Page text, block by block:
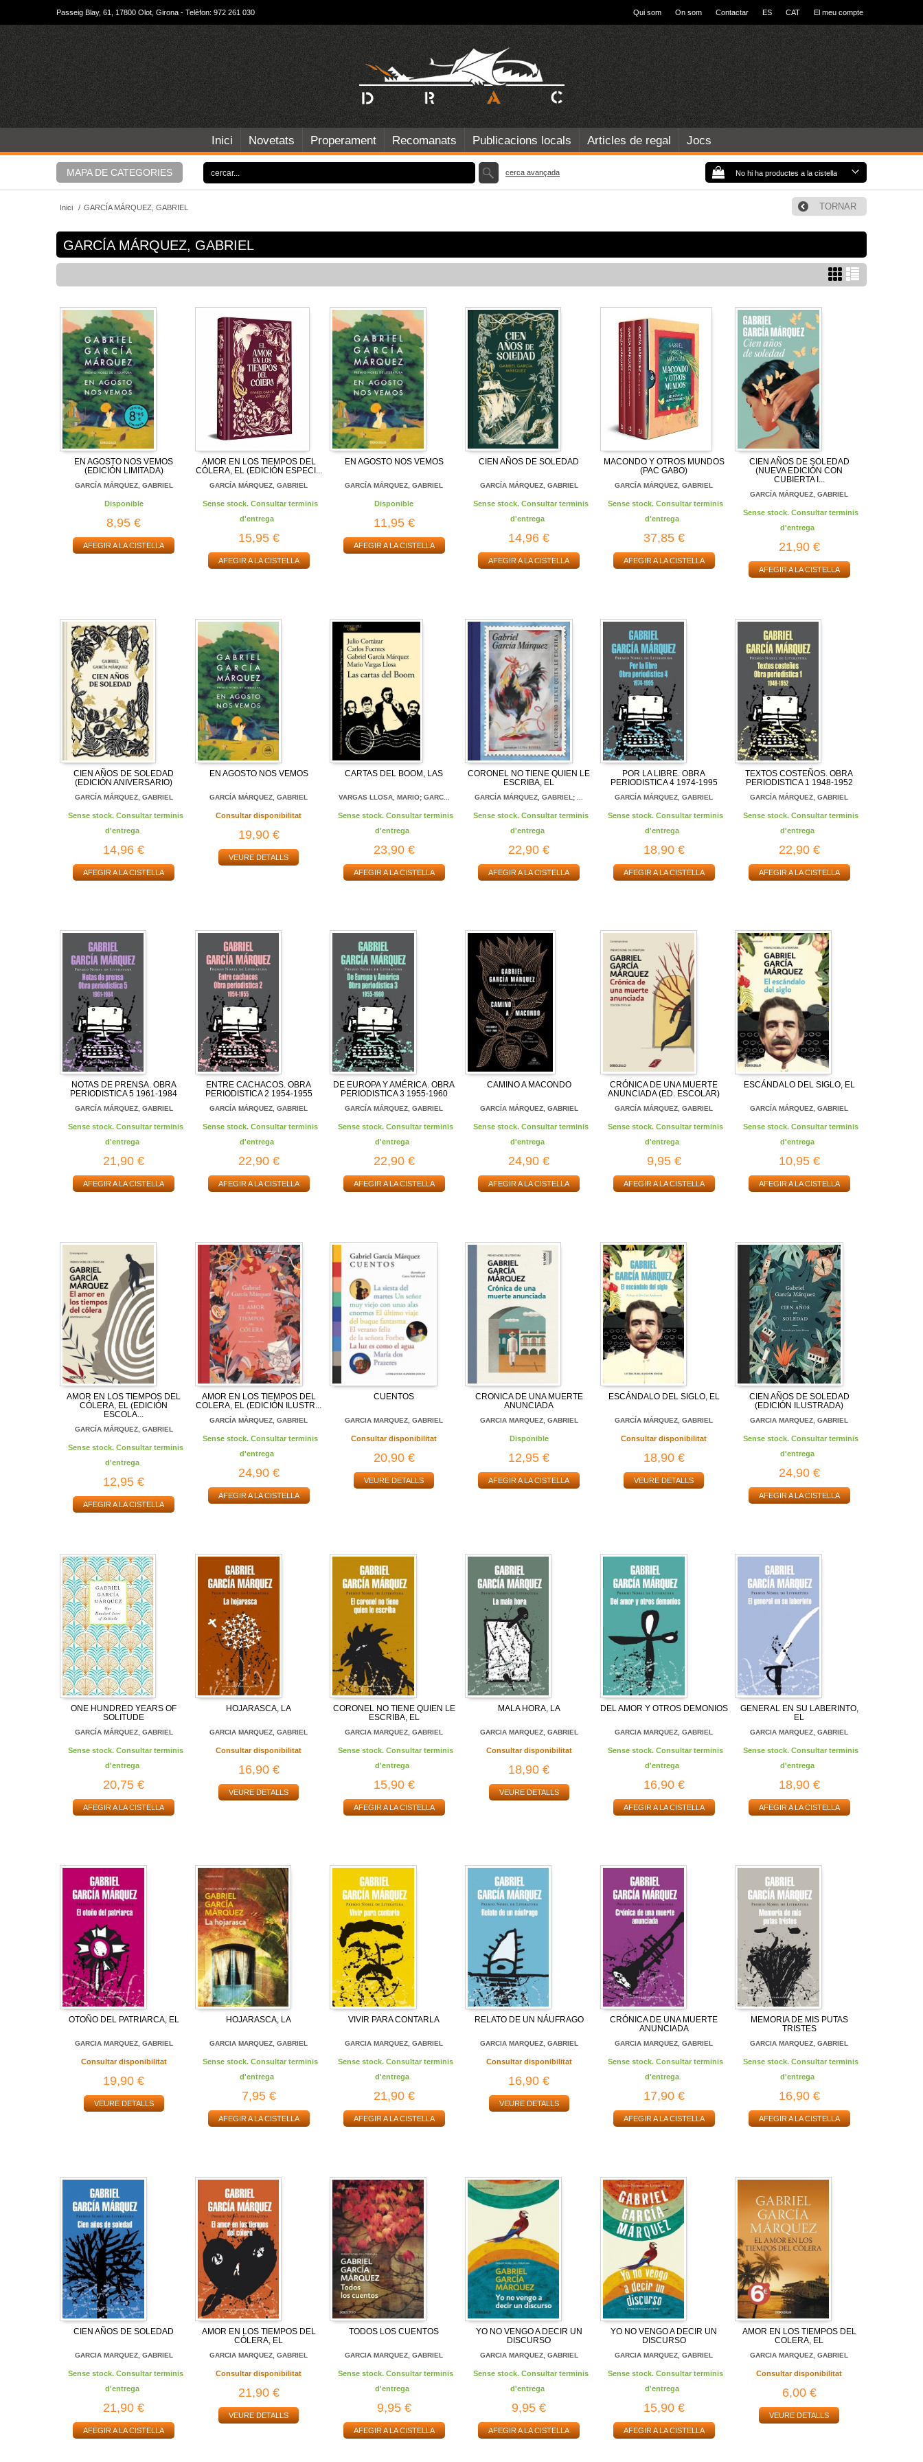
Passeig Blay, 61, 17800 Olot, Girona - Telèfon: 972 261 030 Qui som On som Contactar ES CAT El meu compte
Inici Novetats Properament Recomanats Publicacions locals Articles de regal Jocs
MAPA DE CATEGORIES No hi ha productes a la cistella
cerca avançada
Inici / GARCÍA MÁRQUEZ, GABRIEL TORNAR
GARCÍA MÁRQUEZ, GABRIEL
EN AGOSTO NOS VEMOS
(EDICIÓN LIMITADA)
GARCÍA MÁRQUEZ, GABRIEL
Disponible
8,95 €
AFEGIR A LA CISTELLA
AMOR EN LOS TIEMPOS DEL
CÓLERA, EL (EDICIÓN ESPECI...
GARCÍA MÁRQUEZ, GABRIEL
Sense stock. Consultar terminis
d'entrega
15,95 €
AFEGIR A LA CISTELLA
EN AGOSTO NOS VEMOS
GARCÍA MÁRQUEZ, GABRIEL
Disponible
11,95 €
AFEGIR A LA CISTELLA
CIEN AÑOS DE SOLEDAD
GARCÍA MÁRQUEZ, GABRIEL
Sense stock. Consultar terminis
d'entrega
14,96 €
AFEGIR A LA CISTELLA
MACONDO Y OTROS MUNDOS
(PAC GABO)
GARCÍA MÁRQUEZ, GABRIEL
Sense stock. Consultar terminis
d'entrega
37,85 €
AFEGIR A LA CISTELLA
CIEN AÑOS DE SOLEDAD
(NUEVA EDICIÓN CON
CUBIERTA I...
GARCÍA MÁRQUEZ, GABRIEL
Sense stock. Consultar terminis
d'entrega
21,90 €
AFEGIR A LA CISTELLA
CIEN AÑOS DE SOLEDAD
(EDICIÓN ANIVERSARIO)
GARCÍA MÁRQUEZ, GABRIEL
Sense stock. Consultar terminis
d'entrega
14,96 €
AFEGIR A LA CISTELLA
EN AGOSTO NOS VEMOS
GARCÍA MÁRQUEZ, GABRIEL
Consultar disponibilitat
19,90 €
VEURE DETALLS
CARTAS DEL BOOM, LAS
VARGAS LLOSA, MARIO; GARC...
Sense stock. Consultar terminis
d'entrega
23,90 €
AFEGIR A LA CISTELLA
CORONEL NO TIENE QUIEN LE
ESCRIBA, EL
GARCÍA MÁRQUEZ, GABRIEL; ...
Sense stock. Consultar terminis
d'entrega
22,90 €
AFEGIR A LA CISTELLA
POR LA LIBRE. OBRA
PERIODISTICA 4 1974-1995
GARCÍA MÁRQUEZ, GABRIEL
Sense stock. Consultar terminis
d'entrega
18,90 €
AFEGIR A LA CISTELLA
TEXTOS COSTEÑOS. OBRA
PERIODISTICA 1 1948-1952
GARCÍA MÁRQUEZ, GABRIEL
Sense stock. Consultar terminis
d'entrega
22,90 €
AFEGIR A LA CISTELLA
NOTAS DE PRENSA. OBRA
PERIODISTICA 5 1961-1984
GARCÍA MÁRQUEZ, GABRIEL
Sense stock. Consultar terminis
d'entrega
21,90 €
AFEGIR A LA CISTELLA
ENTRE CACHACOS. OBRA
PERIODISTICA 2 1954-1955
GARCÍA MÁRQUEZ, GABRIEL
Sense stock. Consultar terminis
d'entrega
22,90 €
AFEGIR A LA CISTELLA
DE EUROPA Y AMÉRICA. OBRA
PERIODISTICA 3 1955-1960
GARCÍA MÁRQUEZ, GABRIEL
Sense stock. Consultar terminis
d'entrega
22,90 €
AFEGIR A LA CISTELLA
CAMINO A MACONDO
GARCÍA MÁRQUEZ, GABRIEL
Sense stock. Consultar terminis
d'entrega
24,90 €
AFEGIR A LA CISTELLA
CRÓNICA DE UNA MUERTE
ANUNCIADA (ED. ESCOLAR)
GARCÍA MÁRQUEZ, GABRIEL
Sense stock. Consultar terminis
d'entrega
9,95 €
AFEGIR A LA CISTELLA
ESCÁNDALO DEL SIGLO, EL
GARCÍA MÁRQUEZ, GABRIEL
Sense stock. Consultar terminis
d'entrega
10,95 €
AFEGIR A LA CISTELLA
AMOR EN LOS TIEMPOS DEL
CÓLERA, EL (EDICIÓN
ESCOLA...
GARCÍA MÁRQUEZ, GABRIEL
Sense stock. Consultar terminis
d'entrega
12,95 €
AFEGIR A LA CISTELLA
AMOR EN LOS TIEMPOS DEL
COLERA, EL (EDICIÓN ILUSTR...
GARCÍA MÁRQUEZ, GABRIEL
Sense stock. Consultar terminis
d'entrega
24,90 €
AFEGIR A LA CISTELLA
CUENTOS
GARCIA MARQUEZ, GABRIEL
Consultar disponibilitat
20,90 €
VEURE DETALLS
CRONICA DE UNA MUERTE
ANUNCIADA
GARCIA MARQUEZ, GABRIEL
Disponible
12,95 €
AFEGIR A LA CISTELLA
ESCÁNDALO DEL SIGLO, EL
GARCÍA MÁRQUEZ, GABRIEL
Consultar disponibilitat
18,90 €
VEURE DETALLS
CIEN AÑOS DE SOLEDAD
(EDICIÓN ILUSTRADA)
GARCIA MARQUEZ, GABRIEL
Sense stock. Consultar terminis
d'entrega
24,90 €
AFEGIR A LA CISTELLA
ONE HUNDRED YEARS OF
SOLITUDE
GARCÍA MÁRQUEZ, GABRIEL
Sense stock. Consultar terminis
d'entrega
20,75 €
AFEGIR A LA CISTELLA
HOJARASCA, LA
GARCIA MARQUEZ, GABRIEL
Consultar disponibilitat
16,90 €
VEURE DETALLS
CORONEL NO TIENE QUIEN LE
ESCRIBA, EL
GARCIA MARQUEZ, GABRIEL
Sense stock. Consultar terminis
d'entrega
15,90 €
AFEGIR A LA CISTELLA
MALA HORA, LA
GARCIA MARQUEZ, GABRIEL
Consultar disponibilitat
18,90 €
VEURE DETALLS
DEL AMOR Y OTROS DEMONIOS
GARCIA MARQUEZ, GABRIEL
Sense stock. Consultar terminis
d'entrega
16,90 €
AFEGIR A LA CISTELLA
GENERAL EN SU LABERINTO,
EL
GARCIA MARQUEZ, GABRIEL
Sense stock. Consultar terminis
d'entrega
18,90 €
AFEGIR A LA CISTELLA
OTOÑO DEL PATRIARCA, EL
GARCIA MARQUEZ, GABRIEL
Consultar disponibilitat
19,90 €
VEURE DETALLS
HOJARASCA, LA
GARCIA MARQUEZ, GABRIEL
Sense stock. Consultar terminis
d'entrega
7,95 €
AFEGIR A LA CISTELLA
VIVIR PARA CONTARLA
GARCIA MARQUEZ, GABRIEL
Sense stock. Consultar terminis
d'entrega
21,90 €
AFEGIR A LA CISTELLA
RELATO DE UN NÁUFRAGO
GARCIA MARQUEZ, GABRIEL
Consultar disponibilitat
16,90 €
VEURE DETALLS
CRÓNICA DE UNA MUERTE
ANUNCIADA
GARCIA MARQUEZ, GABRIEL
Sense stock. Consultar terminis
d'entrega
17,90 €
AFEGIR A LA CISTELLA
MEMORIA DE MIS PUTAS
TRISTES
GARCIA MARQUEZ, GABRIEL
Sense stock. Consultar terminis
d'entrega
16,90 €
AFEGIR A LA CISTELLA
CIEN AÑOS DE SOLEDAD
GARCIA MARQUEZ, GABRIEL
Sense stock. Consultar terminis
d'entrega
21,90 €
AFEGIR A LA CISTELLA
AMOR EN LOS TIEMPOS DEL
CÓLERA, EL
GARCIA MARQUEZ, GABRIEL
Consultar disponibilitat
21,90 €
VEURE DETALLS
TODOS LOS CUENTOS
GARCIA MARQUEZ, GABRIEL
Sense stock. Consultar terminis
d'entrega
9,95 €
AFEGIR A LA CISTELLA
YO NO VENGO A DECIR UN
DISCURSO
GARCIA MARQUEZ, GABRIEL
Sense stock. Consultar terminis
d'entrega
9,95 €
AFEGIR A LA CISTELLA
YO NO VENGO A DECIR UN
DISCURSO
GARCIA MARQUEZ, GABRIEL
Sense stock. Consultar terminis
d'entrega
15,90 €
AFEGIR A LA CISTELLA
AMOR EN LOS TIEMPOS DEL
COLERA, EL
GARCIA MARQUEZ, GABRIEL
Consultar disponibilitat
6,00 €
VEURE DETALLS